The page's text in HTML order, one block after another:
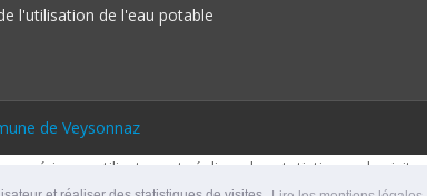
l'utilisation de l'eau potable
de Veysonnaz
utilisateur et réaliser des statistiques de visites.